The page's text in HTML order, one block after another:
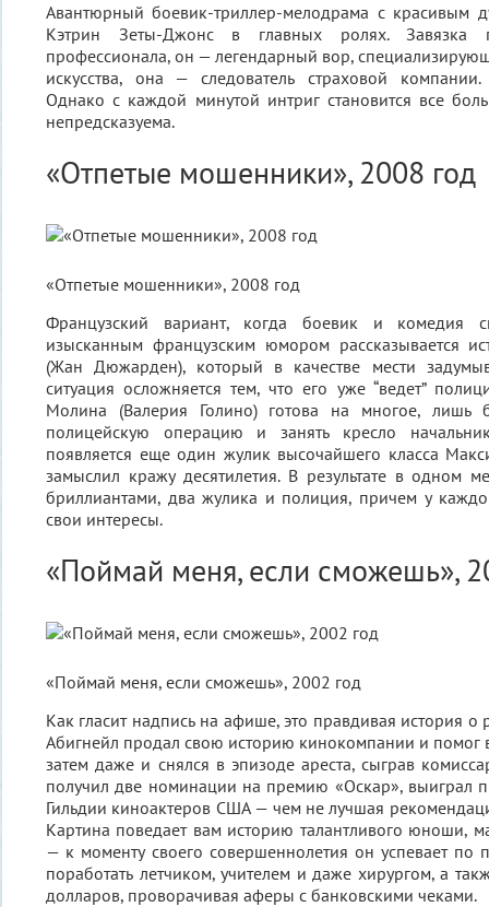
Авантюрный боевик-триллер-мелодрама с красивым
Кэтрин Зеты-Джонс в главных ролях.
профессионала, он — легендарный вор,
искусства, она — следователь страховой
Однако с каждой минутой интриг становится все
непредсказуема.
«Отпетые мошенники», 2008 год
«Отпетые мошенники», 2008 год
Французский вариант, когда боевик и комедия
изысканным французским юмором рассказывается
(Жан Дюжарден), который в качестве мести
ситуация осложняется тем, что его уже “ведет”
Молина (Валерия Голино) готова на многое, лишь
полицейскую операцию и занять кресло
появляется еще один жулик высочайшего класса
замыслил кражу десятилетия. В результате в одном
бриллиантами, два жулика и полиция, причем у
свои интересы.
«Поймай меня, если сможешь»,
«Поймай меня, если сможешь», 2002 год
Как гласит надпись на афише, это правдивая история
Абигнейл продал свою историю кинокомпании и помог
затем даже и снялся в эпизоде ареста, сыграв
получил две номинации на премию «Оскар», выиграл
Гильдии киноактеров США — чем не лучшая
Картина поведает вам историю талантливого юноши,
— к моменту своего совершеннолетия он успевает по
поработать летчиком, учителем и даже хирургом, а
долларов, проворачивая аферы с банковскими чеками.